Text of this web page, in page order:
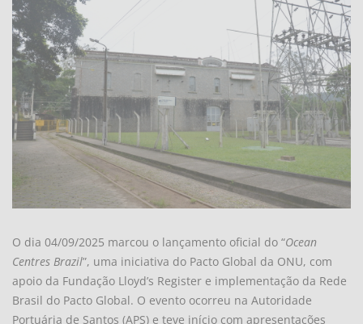
O dia 04/09/2025 marcou o lançamento oficial do “Ocean
Centres Brazil”, uma iniciativa do Pacto Global da ONU, com
apoio da Fundação Lloyd’s Register e implementação da Rede
Brasil do Pacto Global. O evento ocorreu na Autoridade
Portuária de Santos (APS) e teve início com apresentações